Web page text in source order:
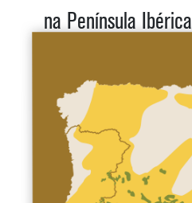
na Península Ibérica